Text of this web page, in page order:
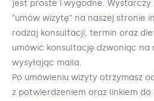
jest proste i wygodne. Wystarczy
"umów wizytę" na naszej stronie
rodzaj konsultacji, termin oraz
umówić konsultację dzwoniąc na
wysyłając maila.
Po umówieniu wizyty otrzymasz
z potwierdzeniem oraz linkiem